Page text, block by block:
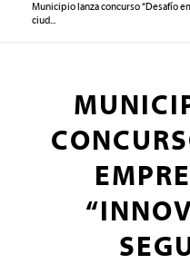
Municipio lanza concurso “Desafío
ciud...